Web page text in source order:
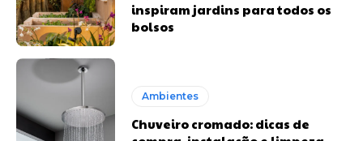
inspiram jardins para todos os
bolsos
Ambientes
Chuveiro cromado: dicas de